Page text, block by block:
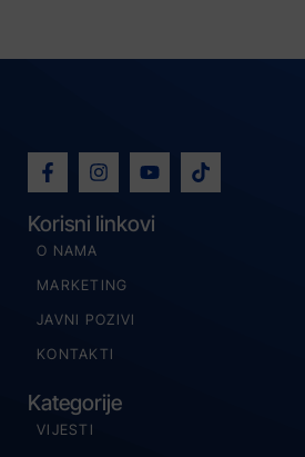
Korisni linkovi
O NAMA
MARKETING
JAVNI POZIVI
KONTAKTI
Kategorije
VIJESTI